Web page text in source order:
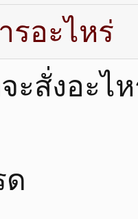
รอะไหร่
ะสั่งอะ
ด